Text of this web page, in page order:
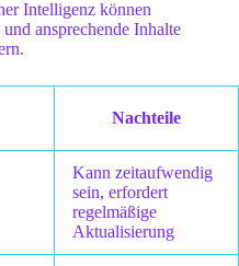
Intelligenz können
ansprechende Inhalte
Nachteile
Kann zeitaufwendig
sein, erfordert
regelmäßige
Aktualisierung